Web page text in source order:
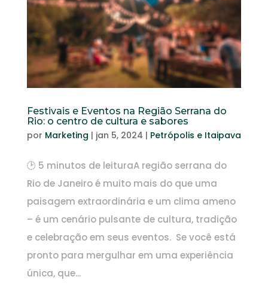
Festivais e Eventos na Região Serrana do
Rio: o centro de cultura e sabores
por Marketing | jan 5, 2024 | Petrópolis e Itaipava
🕑 5 minutos de leituraA região serrana do
Rio de Janeiro é muito mais do que uma
paisagem extraordinária e um clima ameno
– é um cenário pulsante de cultura, tradição
e celebração em seus eventos. Se você está
pronto para mergulhar em uma experiência
única, que...